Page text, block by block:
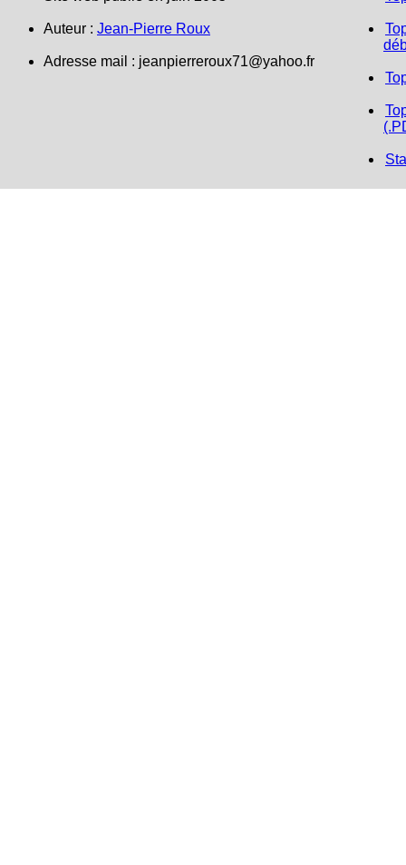
Auteur : Jean-Pierre Roux
Adresse mail : jeanpierreroux71@yahoo.fr